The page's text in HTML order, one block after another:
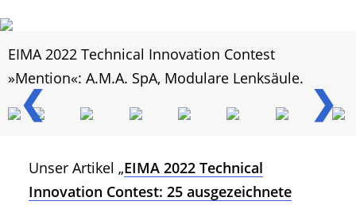
❮ ❯
EIMA 2022 Technical Innovation Contest
»Mention«: A.M.A. SpA, Modulare Lenksäule.
Unser Artikel „EIMA 2022 Technical
Innovation Contest: 25 ausgezeichnete